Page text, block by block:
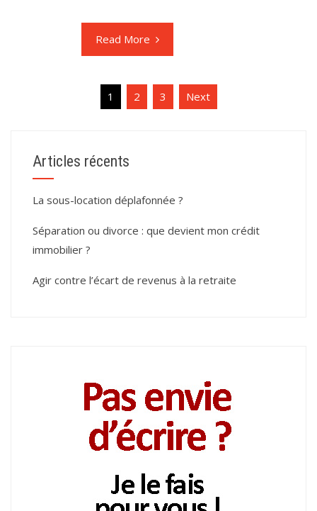
Read More
1 2 3 Next
Articles récents
La sous-location déplafonnée ?
Séparation ou divorce : que devient mon crédit
immobilier ?
Agir contre l’écart de revenus à la retraite